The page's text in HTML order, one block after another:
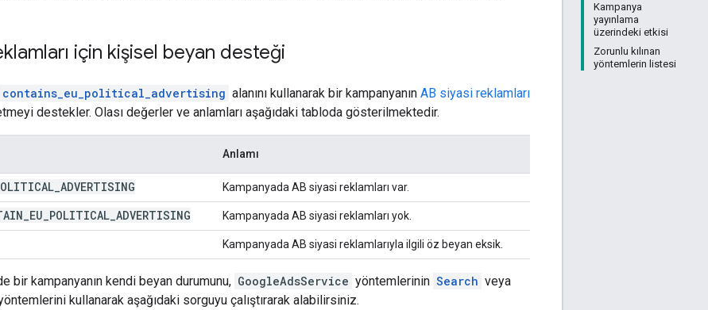
Kampanya
yayınlama
üzerindeki etkisi
Zorunlu kılınan
yöntemlerin listesi
için kişisel beyan desteği
contains_eu_political_advertising alanını kullanarak bir kampanyanın AB siyasi reklamları
destekler. Olası değerler ve anlamları aşağıdaki tabloda gösterilmektedir.
Anlamı
ADVERTISING Kampanyada AB siyasi reklamları var.
EU POLITICAL ADVERTISING Kampanyada AB siyasi reklamları yok.
Kampanyada AB siyasi reklamlarıyla ilgili öz beyan eksik.
bir kampanyanın kendi beyan durumunu, GoogleAdsService yöntemlerinin Search veya
kullanarak aşağıdaki sorguyu çalıştırarak alabilirsiniz.